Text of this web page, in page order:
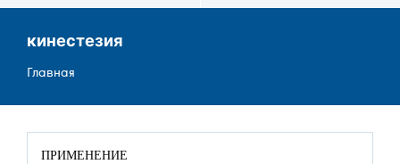
кинестезия
Строка
навигации
Главная
ПРИМЕНЕНИЕ